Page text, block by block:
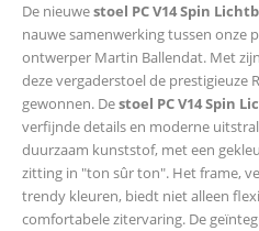
De nieuwestoel PC V14 Spin
nauwe samenwerking tussen onze
ontwerper Martin Ballendat. Met
deze vergaderstoel de prestigieuze
gewonnen. Destoel PC V14 Spin
verfijnde details en moderne
duurzaam kunststof, met een
zitting in "ton sûr ton". Het frame,
trendy kleuren, biedt niet alleen
comfortabele zitervaring. De